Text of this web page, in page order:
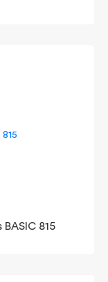
815